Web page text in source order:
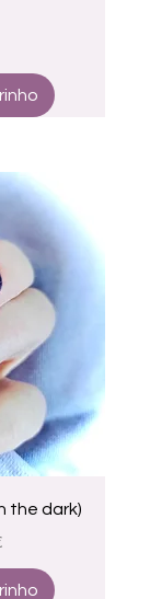
the dark)
promocional